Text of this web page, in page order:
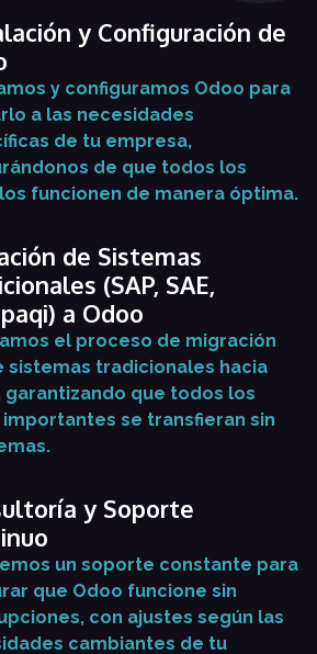
y Configuración de
y configuramos Odoo para
a las necesidades
de tu empresa,
de que todos los
funcionen de manera óptima.
de Sistemas
(SAP, SAE,
a Odoo
el proceso de migración
sistemas tradicionales hacia
garantizando que todos los
se transfieran sin
y Soporte
un soporte constante para
que Odoo funcione sin
con ajustes según las
cambiantes de tu